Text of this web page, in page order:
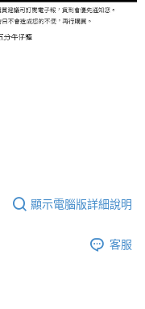
顯示電腦版詳細說明
客服